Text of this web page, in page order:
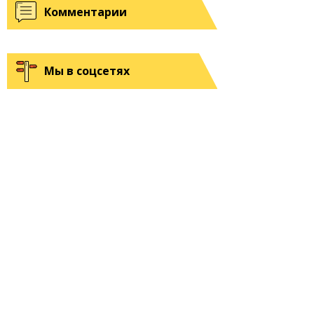
Комментарии
Мы в соцсетях